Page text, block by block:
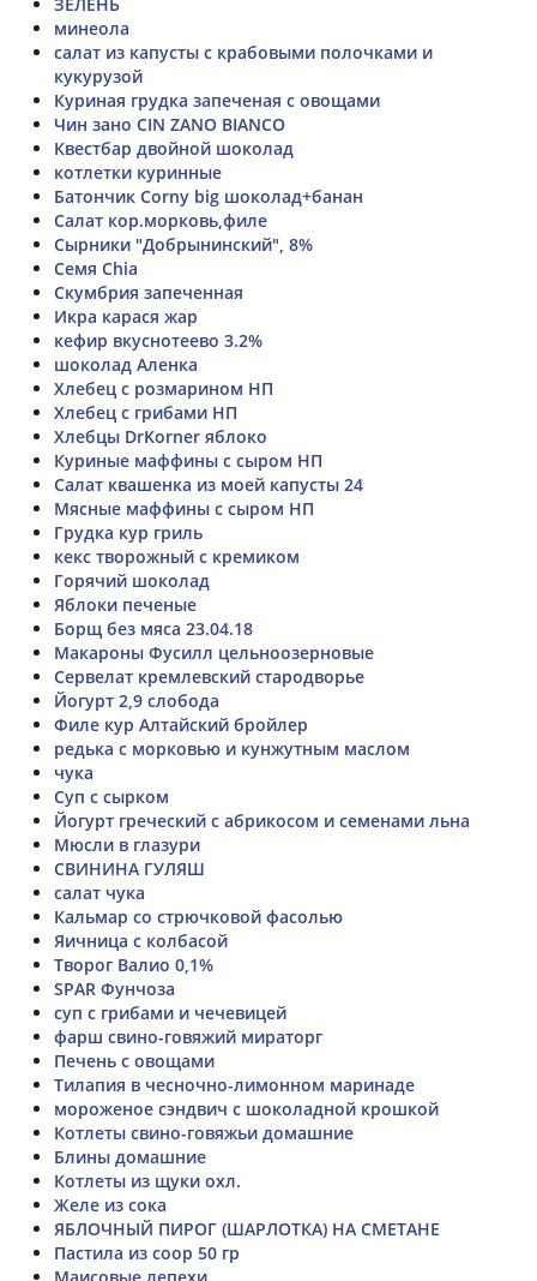
минеола
салат из капусты с крабовыми полочками и
кукурузой
Куриная грудка запеченая с овощами
Чин зано CIN ZANO BIANCO
Квестбар двойной шоколад
котлетки куринные
Батончик Corny big шоколад+банан
Салат кор.морковь,филе
Сырники "Добрынинский", 8%
Семя Chia
Скумбрия запеченная
Икра карася жар
кефир вкуснотеево 3.2%
шоколад Аленка
Хлебец с розмарином НП
Хлебец с грибами НП
Хлебцы DrKorner яблоко
Куриные маффины с сыром НП
Салат квашенка из моей капусты 24
Мясные маффины с сыром НП
Грудка кур гриль
кекс творожный с кремиком
Горячий шоколад
Яблоки печеные
Борщ без мяса 23.04.18
Макароны Фусилл цельноозерновые
Сервелат кремлевский стародворье
Йогурт 2,9 слобода
Филе кур Алтайский бройлер
редька с морковью и кунжутным маслом
чука
Суп с сырком
Йогурт греческий с абрикосом и семенами льна
Мюсли в глазури
СВИНИНА ГУЛЯШ
салат чука
Кальмар со стрючковой фасолью
Яичница с колбасой
Творог Валио 0,1%
SPAR Фунчоза
суп с грибами и чечевицей
фарш свино-говяжий мираторг
Печень с овощами
Тилапия в чесночно-лимонном маринаде
мороженое сэндвич с шоколадной крошкой
Котлеты свино-говяжьи домашние
Блины домашние
Котлеты из щуки охл.
Желе из сока
ЯБЛОЧНЫЙ ПИРОГ (ШАРЛОТКА) НА СМЕТАНЕ
Пастила из соор 50 гр